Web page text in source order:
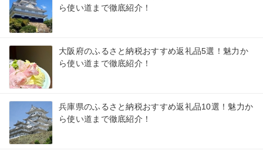
ら使い道まで徹底紹介！
大阪府のふるさと納税おすすめ返礼品5選！魅力か
ら使い道まで徹底紹介！
兵庫県のふるさと納税おすすめ返礼品10選！魅力か
ら使い道まで徹底紹介！